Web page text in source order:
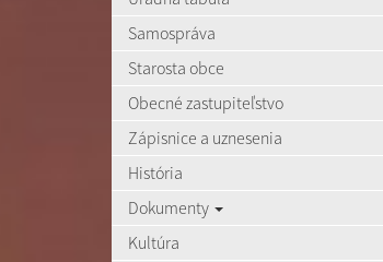
Samospráva
Starosta obce
Obecné zastupiteľstvo
Zápisnice a uznesenia
História
Dokumenty
Kultúra